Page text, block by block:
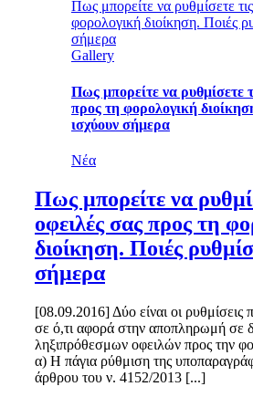
Πως μπορείτε να ρυθμίσετε
φορολογική διοίκηση. Ποιές
σήμερα
Gallery
Πως μπορείτε να ρυθμίσετε
προς τη φορολογική
ισχύουν σήμερα
Νέα
Πως μπορείτε να
οφειλές σας προς τη
διοίκηση. Ποιές
σήμερα
[08.09.2016] Δύο είναι οι ρυθμίσεις
σε ό,τι αφορά στην αποπληρωμή σε
ληξιπρόθεσμων οφειλών προς την
α) Η πάγια ρύθμιση της
άρθρου του ν. 4152/2013 [...]